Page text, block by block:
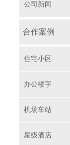
公司新闻
合作案例
住宅小区
办公楼宇
机场车站
星级酒店